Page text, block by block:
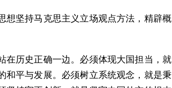
想坚持马克思主义立场观点方法，精辟概
在历史正确一边。必须体现大国担当，就
和平与发展。必须树立系统观念，就是秉